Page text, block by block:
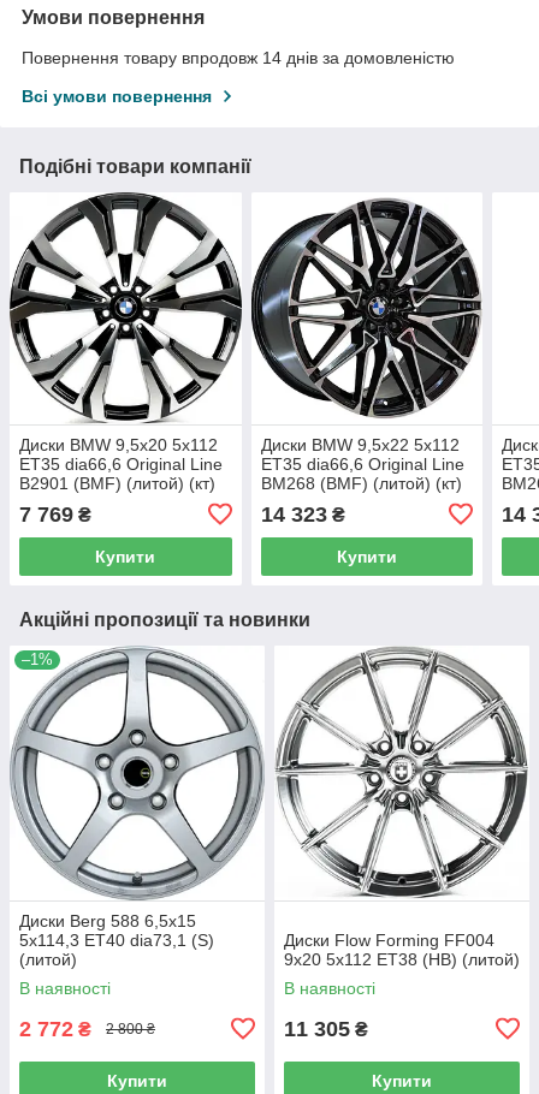
Умови повернення
Повернення товару впродовж 14 днів за домовленістю
Всі умови повернення
Подібні товари компанії
Диски BMW 9,5x20 5x112
ET35 dia66,6 Original Line
B2901 (BMF) (литой) (кт)
7 769 ₴
Купити
Диски BMW 9,5x22 5x112
ET35 dia66,6 Original Line
BM268 (BMF) (литой) (кт)
14 323₴
Купити
14
Акційні пропозиції та новинки
–1%
Диски Berg 588 6,5x15
5x114,3 ET40 dia73,1 (S)
(литой)
В наявності
2 772 ₴ 2 800 ₴
Купити
Диски Flow Forming FF004
9x20 5x112 ET38 (HB) (литой)
В наявності
11 305 ₴
Купити